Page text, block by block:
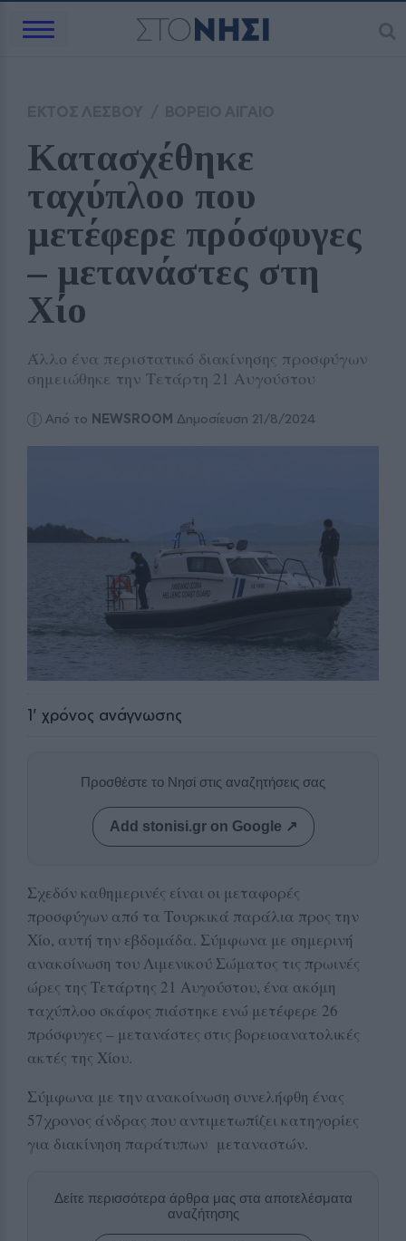
Κατασχέθηκε
ταχύπλοο που
μετέφερε πρόσφυγες
– μετανάστες στη
Χίο
Άλλο ένα περιστατικό διακίνησης προσφύγων
σημειώθηκε την Τετάρτη 21 Αυγούστου
Από το NEWSROOM Δημοσίευση 21/8/2024
1' χρόνος ανάγνωσης
Προσθέστε το Νησί στις αναζητήσεις σας
Add stonisi.gr on Google ↗
Σχεδόν καθημερινές είναι οι μεταφορές
προσφύγων από τα Τουρκικά παράλια προς την
Χίο, αυτή την εβδομάδα. Σύμφωνα με σημερινή
ανακοίνωση του Λιμενικού Σώματος τις πρωινές
ώρες της Τετάρτης 21 Αυγούστου, ένα ακόμη
ταχύπλοο σκάφος πιάστηκε ενώ μετέφερε 26
πρόσφυγες – μετανάστες στις βορειοανατολικές
ακτές της Χίου.
Σύμφωνα με την ανακοίνωση συνελήφθη ένας
57χρονος άνδρας που αντιμετωπίζει κατηγορίες
για διακίνηση παράτυπων μεταναστών.
Δείτε περισσότερα άρθρα μας στα αποτελέσματα
αναζήτησης